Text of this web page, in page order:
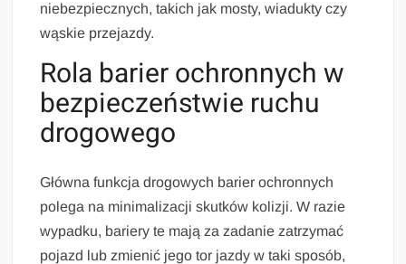
niebezpiecznych, takich jak mosty, wiadukty czy
wąskie przejazdy.
Rola barier ochronnych w
bezpieczeństwie ruchu
drogowego
Główna funkcja drogowych barier ochronnych
polega na minimalizacji skutków kolizji. W razie
wypadku, bariery te mają za zadanie zatrzymać
pojazd lub zmienić jego tor jazdy w taki sposób,